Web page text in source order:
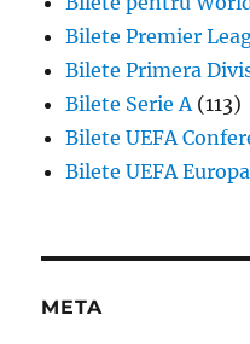
Bilete Premier
Bilete Primera
Bilete Serie A(113)
Bilete UEFA
Bilete UEFA
META